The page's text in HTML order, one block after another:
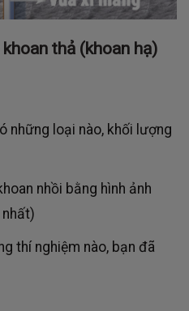
thả (khoan hạ)
những loại nào, khối lượng
nhồi bằng hình ảnh
thí nghiệm nào, bạn đã